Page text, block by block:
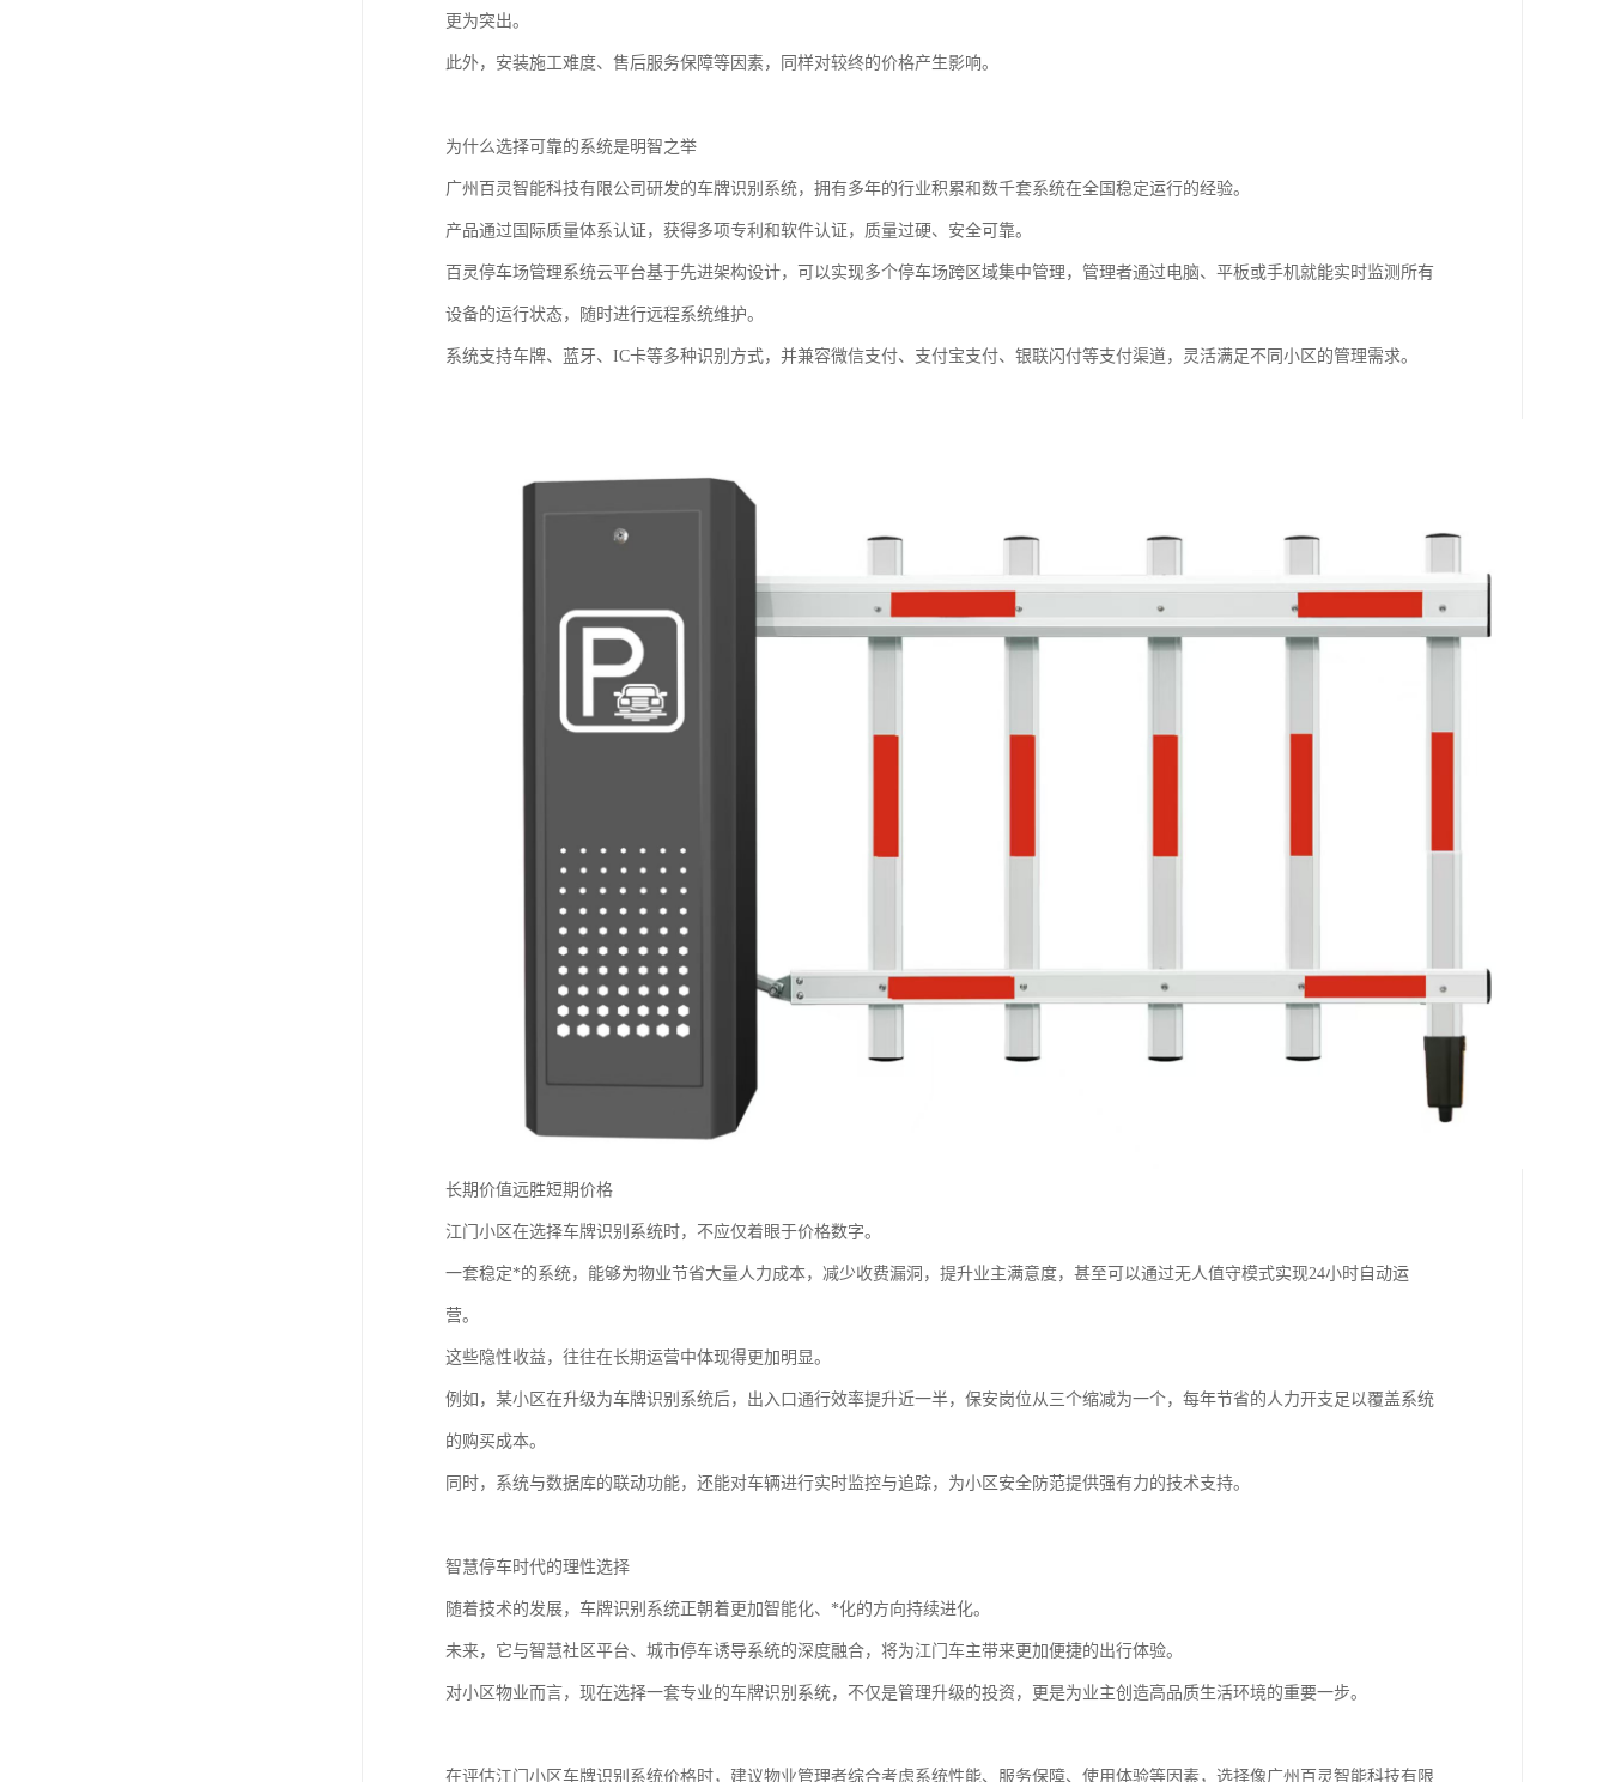
更为突出。
此外，安装施工难度、售后服务保障等因素，同样对较终的价格产生影响。
为什么选择可靠的系统是明智之举
广州百灵智能科技有限公司研发的车牌识别系统，拥有多年的行业积累和数千套系统在全国稳定运行的经验。
产品通过国际质量体系认证，获得多项专利和软件认证，质量过硬、安全可靠。
百灵停车场管理系统云平台基于先进架构设计，可以实现多个停车场跨区域集中管理，管理者通过电脑、平板或手机就能实时监测所有
设备的运行状态，随时进行远程系统维护。
系统支持车牌、蓝牙、IC卡等多种识别方式，并兼容微信支付、支付宝支付、银联闪付等支付渠道，灵活满足不同小区的管理需求。
长期价值远胜短期价格
江门小区在选择车牌识别系统时，不应仅着眼于价格数字。
一套稳定*的系统，能够为物业节省大量人力成本，减少收费漏洞，提升业主满意度，甚至可以通过无人值守模式实现24小时自动运
营。
这些隐性收益，往往在长期运营中体现得更加明显。
例如，某小区在升级为车牌识别系统后，出入口通行效率提升近一半，保安岗位从三个缩减为一个，每年节省的人力开支足以覆盖系统
的购买成本。
同时，系统与数据库的联动功能，还能对车辆进行实时监控与追踪，为小区安全防范提供强有力的技术支持。
智慧停车时代的理性选择
随着技术的发展，车牌识别系统正朝着更加智能化、*化的方向持续进化。
未来，它与智慧社区平台、城市停车诱导系统的深度融合，将为江门车主带来更加便捷的出行体验。
对小区物业而言，现在选择一套专业的车牌识别系统，不仅是管理升级的投资，更是为业主创造高品质生活环境的重要一步。
在评估江门小区车牌识别系统价格时，建议物业管理者综合考虑系统性能、服务保障、使用体验等因素，选择像广州百灵智能科技有限